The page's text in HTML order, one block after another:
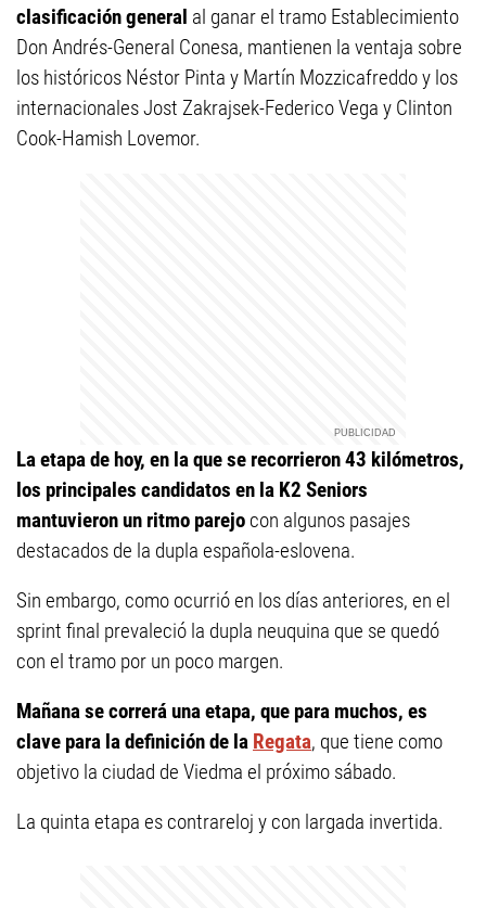
clasificación general al ganar el tramo Establecimiento
Don Andrés-General Conesa, mantienen la ventaja sobre
los históricos Néstor Pinta y Martín Mozzicafreddo y los
internacionales Jost Zakrajsek-Federico Vega y Clinton
Cook-Hamish Lovemor.
La etapa de hoy, en la que se recorrieron 43 kilómetros,
los principales candidatos en la K2 Seniors
mantuvieron un ritmo parejo con algunos pasajes
destacados de la dupla española-eslovena.
Sin embargo, como ocurrió en los días anteriores, en el
sprint final prevaleció la dupla neuquina que se quedó
con el tramo por un poco margen.
Mañana se correrá una etapa, que para muchos, es
clave para la definición de la Regata, que tiene como
objetivo la ciudad de Viedma el próximo sábado.
La quinta etapa es contrareloj y con largada invertida.